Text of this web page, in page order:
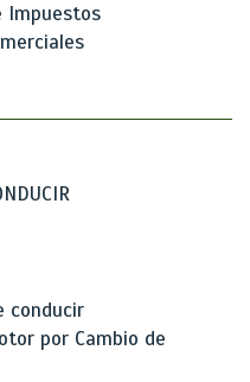
Impuestos
conducir
por Cambio de